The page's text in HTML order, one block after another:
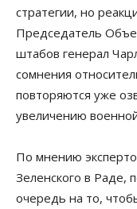
стратегии, но
Председатель
штабов генерал
сомнения
повторяются уже
увеличению
По мнению
Зеленского в Раде,
очередь на то,